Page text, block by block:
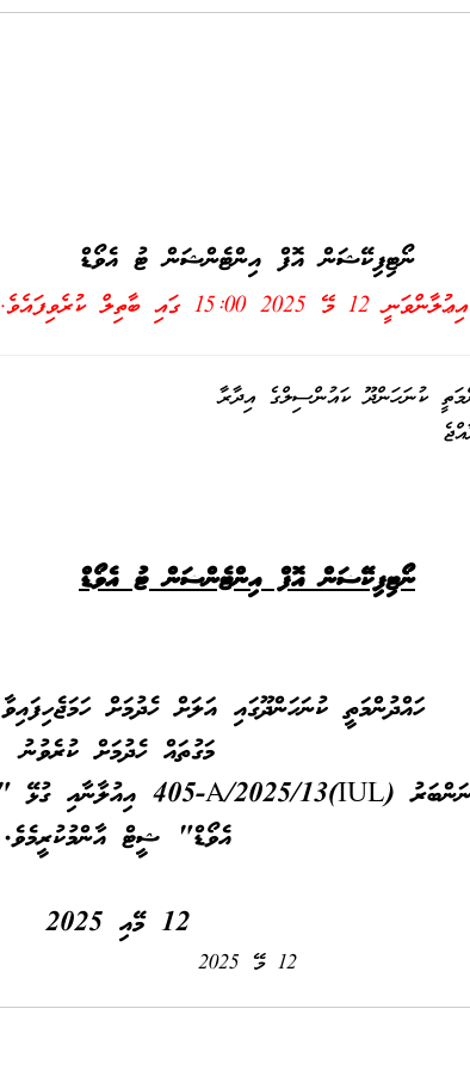
ނޯޓިފިކޭޝަން އޮފް އިންޓެންޝަން ޓު އެވޯޑް
12 މޭ 2025 15:00 ގައި ބާތިލް ކުރެވިފައެވެ.
ކުނަހަންދޫ ކައުންސިލްގެ އިދާރާ
ނޯޓިފިކޭޝަން އޮފް އިންޓެންޝަން ޓު އެވޯޑް
ހައްދުންމަތީ ކުނަހަންދޫގައި އަލަށް ހެދުމަށް
މަގުތައް ހެދުމަށް ކުރެވުނު
(IUL)405-A/2025/13 އިއުލާނާއި ގުޅޭ
އެވޯޑް" ޝީޓް އާންމުކުރީމެވެ.
12 މޭއި 2025
12 މޭ 2025